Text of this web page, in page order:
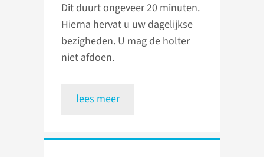
Dit duurt ongeveer 20 minuten.
Hierna hervat u uw dagelijkse
bezighe­den. U mag de holter
niet afdoen.
lees meer